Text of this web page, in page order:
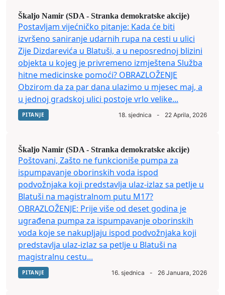
Škaljo Namir (SDA - Stranka demokratske akcije)
Postavljam vijećničko pitanje: Kada će biti
izvršeno saniranje udarnih rupa na cesti u ulici
Zije Dizdarevića u Blatuši, a u neposrednoj blizini
objekta u kojeg je privremeno izmještena Služba
hitne medicinske pomoći? OBRAZLOŽENJE
Obzirom da za par dana ulazimo u mjesec maj, a
u jednoj gradskoj ulici postoje vrlo velike...
PITANJE 18. sjednica - 22 Aprila, 2026
Škaljo Namir (SDA - Stranka demokratske akcije)
Poštovani, Zašto ne funkcioniše pumpa za
ispumpavanje oborinskih voda ispod
podvožnjaka koji predstavlja ulaz-izlaz sa petlje u
Blatuši na magistralnom putu M17?
OBRAZLOŽENJE: Prije više od deset godina je
ugrađena pumpa za ispumpavanje oborinskih
voda koje se nakupljaju ispod podvožnjaka koji
predstavlja ulaz-izlaz sa petlje u Blatuši na
magistralnu cestu...
PITANJE 16. sjednica - 26 Januara, 2026